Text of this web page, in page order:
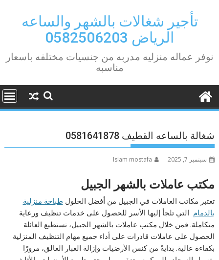
contentتأجير شغالات بالشهر والساعه
الرياض 0582506203
نوفر عماله منزليه مدربه من جنسيات مختلفه باسعار
مناسبه
شغالة بالساعه القطيف 0581641878
سبتمبر 7, 2025 Islam mostafa
مكتب عاملات بالشهر الجبيل
تعتبر مكاتب العاملات في الجبيل من أفضل الحلول طباخة منزلية
بالدمام التي تلجأ إليها الأسر للحصول على خدمات تنظيف ورعاية
متكاملة. فمن خلال مكتب عاملات بالشهر الجبيل، تستطيع العائلة
الحصول على عاملات قادرات على أداء جميع مهام التنظيف المنزلية
بكفاءة عالية. بدايةً من كنس الأرضيات وإزالة الغبار العالق، مرورًا